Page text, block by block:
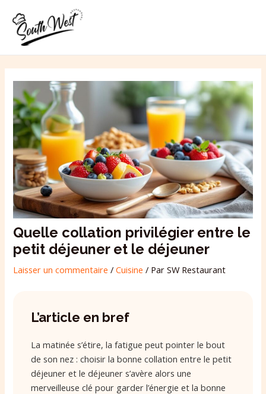
contenu
Quelle collation privilégier entre le
petit déjeuner et le déjeuner
Laisser un commentaire /Cuisine / ParSW Restaurant
L’article en bref
La matinée s’étire, la fatigue peut pointer le bout
de son nez : choisir la bonne collation entre le petit
déjeuner et le déjeuner s’avère alors une
merveilleuse clé pour garder l’énergie et la bonne